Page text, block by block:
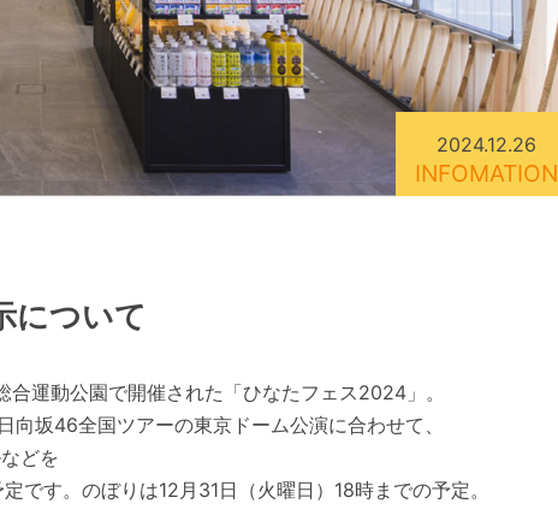
2024.12.26
INFOMATION
について
運動公園で開催された「ひなたフェス2024」。
坂46全国ツアーの東京ドーム公演に合わせて、
どを
です。のぼりは12月31日（火曜日）18時までの予定。